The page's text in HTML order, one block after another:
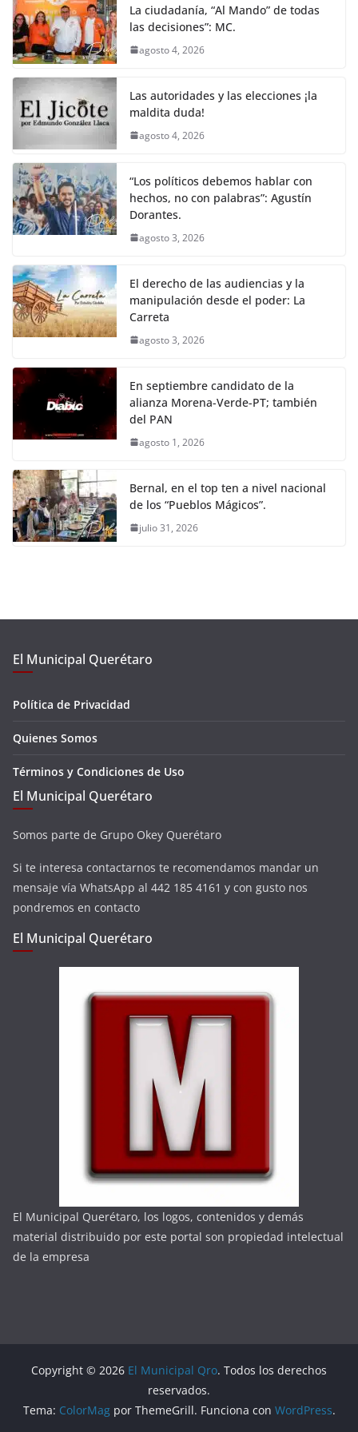
La ciudadanía, “Al Mando” de todas
las decisiones”: MC.
agosto 4, 2026
Las autoridades y las elecciones ¡la
maldita duda!
agosto 4, 2026
“Los políticos debemos hablar con
hechos, no con palabras”: Agustín
Dorantes.
agosto 3, 2026
El derecho de las audiencias y la
manipulación desde el poder: La
Carreta
agosto 3, 2026
En septiembre candidato de la
alianza Morena-Verde-PT; también
del PAN
agosto 1, 2026
Bernal, en el top ten a nivel nacional
de los “Pueblos Mágicos”.
julio 31, 2026
El Municipal Querétaro
Política de Privacidad
Quienes Somos
Términos y Condiciones de Uso
El Municipal Querétaro
Somos parte de Grupo Okey Querétaro
Si te interesa contactarnos te recomendamos mandar un
mensaje vía WhatsApp al 442 185 4161 y con gusto nos
pondremos en contacto
El Municipal Querétaro
El Municipal Querétaro, los logos, contenidos y demás
material distribuido por este portal son propiedad intelectual
de la empresa
Copyright © 2026 El Municipal Qro. Todos los derechos
reservados.
Tema: ColorMagpor ThemeGrill. Funciona con WordPress.